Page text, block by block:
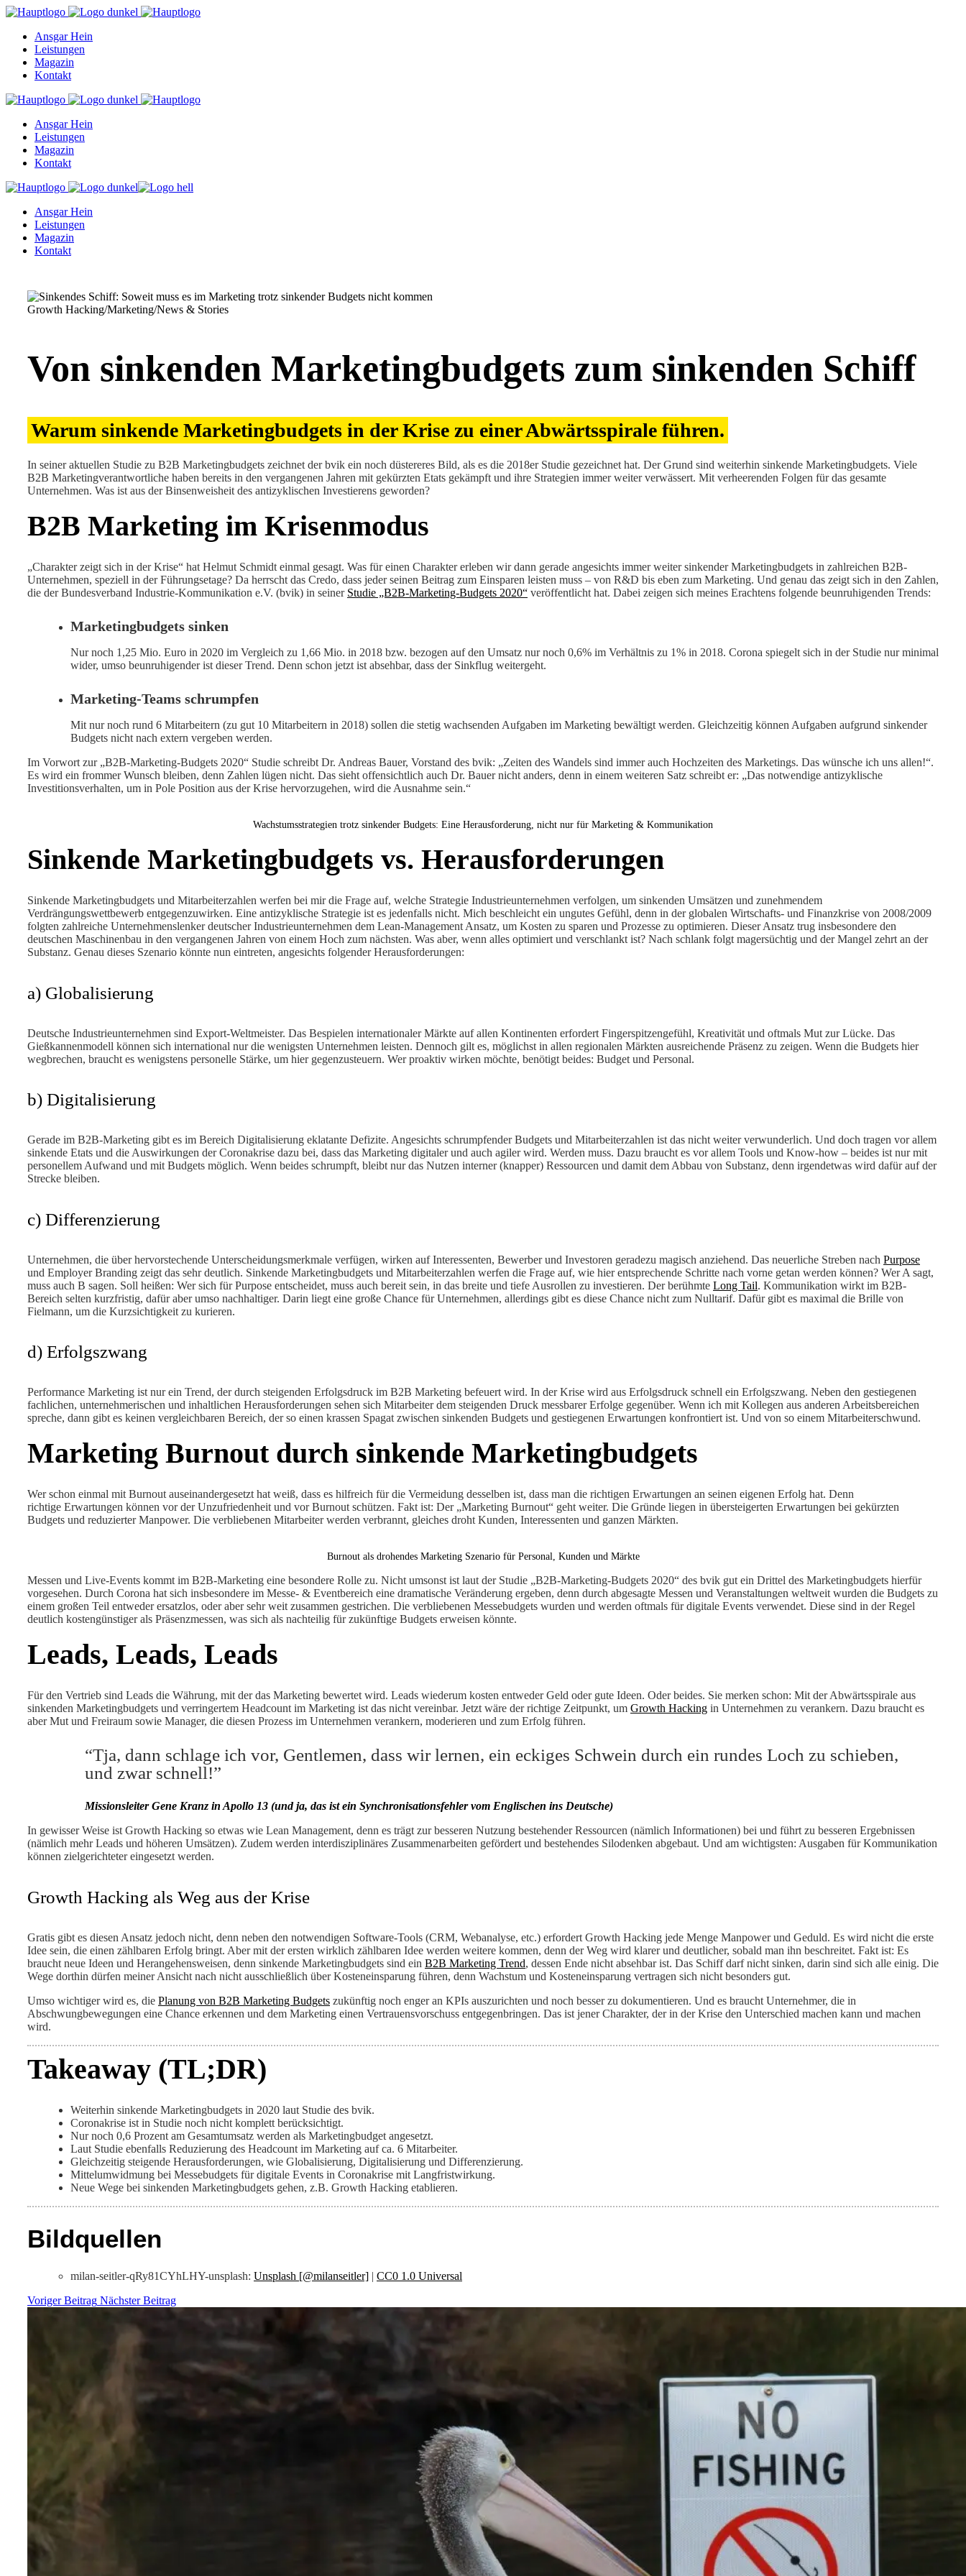
Ansgar Hein
Leistungen
Magazin
Kontakt
Ansgar Hein
Leistungen
Magazin
Kontakt
Ansgar Hein
Leistungen
Magazin
Kontakt
Growth Hacking/Marketing/News & Stories
Von sinkenden Marketingbudgets zum sinkenden Schiff
Warum sinkende Marketingbudgets in der Krise zu einer Abwärtsspirale führen.
In seiner aktuellen Studie zu B2B Marketingbudgets zeichnet der bvik ein noch düstereres Bild, als es die 2018er Studie gezeichnet hat. Der Grund sind weiterhin sinkende Marketingbudgets. Viele
B2B Marketingverantwortliche haben bereits in den vergangenen Jahren mit gekürzten Etats gekämpft und ihre Strategien immer weiter verwässert. Mit verheerenden Folgen für das gesamte
Unternehmen. Was ist aus der Binsenweisheit des antizyklischen Investierens geworden?
B2B Marketing im Krisenmodus
„Charakter zeigt sich in der Krise“ hat Helmut Schmidt einmal gesagt. Was für einen Charakter erleben wir dann gerade angesichts immer weiter sinkender Marketingbudgets in zahlreichen B2B-
Unternehmen, speziell in der Führungsetage? Da herrscht das Credo, dass jeder seinen Beitrag zum Einsparen leisten muss – von R&D bis eben zum Marketing. Und genau das zeigt sich in den Zahlen,
die der Bundesverband Industrie-Kommunikation e.V. (bvik) in seiner Studie „B2B-Marketing-Budgets 2020“ veröffentlicht hat. Dabei zeigen sich meines Erachtens folgende beunruhigenden Trends:
Marketingbudgets sinken
Nur noch 1,25 Mio. Euro in 2020 im Vergleich zu 1,66 Mio. in 2018 bzw. bezogen auf den Umsatz nur noch 0,6% im Verhältnis zu 1% in 2018. Corona spiegelt sich in der Studie nur minimal
wider, umso beunruhigender ist dieser Trend. Denn schon jetzt ist absehbar, dass der Sinkflug weitergeht.
Marketing-Teams schrumpfen
Mit nur noch rund 6 Mitarbeitern (zu gut 10 Mitarbeitern in 2018) sollen die stetig wachsenden Aufgaben im Marketing bewältigt werden. Gleichzeitig können Aufgaben aufgrund sinkender
Budgets nicht nach extern vergeben werden.
Im Vorwort zur „B2B-Marketing-Budgets 2020“ Studie schreibt Dr. Andreas Bauer, Vorstand des bvik: „Zeiten des Wandels sind immer auch Hochzeiten des Marketings. Das wünsche ich uns allen!“.
Es wird ein frommer Wunsch bleiben, denn Zahlen lügen nicht. Das sieht offensichtlich auch Dr. Bauer nicht anders, denn in einem weiteren Satz schreibt er: „Das notwendige antizyklische
Investitionsverhalten, um in Pole Position aus der Krise hervorzugehen, wird die Ausnahme sein.“
Wachstumsstrategien trotz sinkender Budgets: Eine Herausforderung, nicht nur für Marketing & Kommunikation
Sinkende Marketingbudgets vs. Herausforderungen
Sinkende Marketingbudgets und Mitarbeiterzahlen werfen bei mir die Frage auf, welche Strategie Industrieunternehmen verfolgen, um sinkenden Umsätzen und zunehmendem
Verdrängungswettbewerb entgegenzuwirken. Eine antizyklische Strategie ist es jedenfalls nicht. Mich beschleicht ein ungutes Gefühl, denn in der globalen Wirtschafts- und Finanzkrise von 2008/2009
folgten zahlreiche Unternehmenslenker deutscher Industrieunternehmen dem Lean-Management Ansatz, um Kosten zu sparen und Prozesse zu optimieren. Dieser Ansatz trug insbesondere den
deutschen Maschinenbau in den vergangenen Jahren von einem Hoch zum nächsten. Was aber, wenn alles optimiert und verschlankt ist? Nach schlank folgt magersüchtig und der Mangel zehrt an der
Substanz. Genau dieses Szenario könnte nun eintreten, angesichts folgender Herausforderungen:
a) Globalisierung
Deutsche Industrieunternehmen sind Export-Weltmeister. Das Bespielen internationaler Märkte auf allen Kontinenten erfordert Fingerspitzengefühl, Kreativität und oftmals Mut zur Lücke. Das
Gießkannenmodell können sich international nur die wenigsten Unternehmen leisten. Dennoch gilt es, möglichst in allen regionalen Märkten ausreichende Präsenz zu zeigen. Wenn die Budgets hier
wegbrechen, braucht es wenigstens personelle Stärke, um hier gegenzusteuern. Wer proaktiv wirken möchte, benötigt beides: Budget und Personal.
b) Digitalisierung
Gerade im B2B-Marketing gibt es im Bereich Digitalisierung eklatante Defizite. Angesichts schrumpfender Budgets und Mitarbeiterzahlen ist das nicht weiter verwunderlich. Und doch tragen vor allem
sinkende Etats und die Auswirkungen der Coronakrise dazu bei, dass das Marketing digitaler und auch agiler wird. Werden muss. Dazu braucht es vor allem Tools und Know-how – beides ist nur mit
personellem Aufwand und mit Budgets möglich. Wenn beides schrumpft, bleibt nur das Nutzen interner (knapper) Ressourcen und damit dem Abbau von Substanz, denn irgendetwas wird dafür auf der
Strecke bleiben.
c) Differenzierung
Unternehmen, die über hervorstechende Unterscheidungsmerkmale verfügen, wirken auf Interessenten, Bewerber und Investoren geradezu magisch anziehend. Das neuerliche Streben nach Purpose
und Employer Branding zeigt das sehr deutlich. Sinkende Marketingbudgets und Mitarbeiterzahlen werfen die Frage auf, wie hier entsprechende Schritte nach vorne getan werden können? Wer A sagt,
muss auch B sagen. Soll heißen: Wer sich für Purpose entscheidet, muss auch bereit sein, in das breite und tiefe Ausrollen zu investieren. Der berühmte Long Tail. Kommunikation wirkt im B2B-
Bereich selten kurzfristig, dafür aber umso nachhaltiger. Darin liegt eine große Chance für Unternehmen, allerdings gibt es diese Chance nicht zum Nulltarif. Dafür gibt es maximal die Brille von
Fielmann, um die Kurzsichtigkeit zu kurieren.
d) Erfolgszwang
Performance Marketing ist nur ein Trend, der durch steigenden Erfolgsdruck im B2B Marketing befeuert wird. In der Krise wird aus Erfolgsdruck schnell ein Erfolgszwang. Neben den gestiegenen
fachlichen, unternehmerischen und inhaltlichen Herausforderungen sehen sich Mitarbeiter dem steigenden Druck messbarer Erfolge gegenüber. Wenn ich mit Kollegen aus anderen Arbeitsbereichen
spreche, dann gibt es keinen vergleichbaren Bereich, der so einen krassen Spagat zwischen sinkenden Budgets und gestiegenen Erwartungen konfrontiert ist. Und von so einem Mitarbeiterschwund.
Marketing Burnout durch sinkende Marketingbudgets
Wer schon einmal mit Burnout auseinandergesetzt hat weiß, dass es hilfreich für die Vermeidung desselben ist, dass man die richtigen Erwartungen an seinen eigenen Erfolg hat. Denn
richtige Erwartungen können vor der Unzufriedenheit und vor Burnout schützen. Fakt ist: Der „Marketing Burnout“ geht weiter. Die Gründe liegen in übersteigerten Erwartungen bei gekürzten
Budgets und reduzierter Manpower. Die verbliebenen Mitarbeiter werden verbrannt, gleiches droht Kunden, Interessenten und ganzen Märkten.
Burnout als drohendes Marketing Szenario für Personal, Kunden und Märkte
Messen und Live-Events kommt im B2B-Marketing eine besondere Rolle zu. Nicht umsonst ist laut der Studie „B2B-Marketing-Budgets 2020“ des bvik gut ein Drittel des Marketingbudgets hierfür
vorgesehen. Durch Corona hat sich insbesondere im Messe- & Eventbereich eine dramatische Veränderung ergeben, denn durch abgesagte Messen und Veranstaltungen weltweit wurden die Budgets zu
einem großen Teil entweder ersatzlos, oder aber sehr weit zusammen gestrichen. Die verbliebenen Messebudgets wurden und werden oftmals für digitale Events verwendet. Diese sind in der Regel
deutlich kostengünstiger als Präsenzmessen, was sich als nachteilig für zukünftige Budgets erweisen könnte.
Leads, Leads, Leads
Für den Vertrieb sind Leads die Währung, mit der das Marketing bewertet wird. Leads wiederum kosten entweder Geld oder gute Ideen. Oder beides. Sie merken schon: Mit der Abwärtsspirale aus
sinkenden Marketingbudgets und verringertem Headcount im Marketing ist das nicht vereinbar. Jetzt wäre der richtige Zeitpunkt, um Growth Hacking in Unternehmen zu verankern. Dazu braucht es
aber Mut und Freiraum sowie Manager, die diesen Prozess im Unternehmen verankern, moderieren und zum Erfolg führen.
“Tja, dann schlage ich vor, Gentlemen, dass wir lernen, ein eckiges Schwein durch ein rundes Loch zu schieben,
und zwar schnell!”
Missionsleiter Gene Kranz in Apollo 13 (und ja, das ist ein Synchronisationsfehler vom Englischen ins Deutsche)
In gewisser Weise ist Growth Hacking so etwas wie Lean Management, denn es trägt zur besseren Nutzung bestehender Ressourcen (nämlich Informationen) bei und führt zu besseren Ergebnissen
(nämlich mehr Leads und höheren Umsätzen). Zudem werden interdisziplinäres Zusammenarbeiten gefördert und bestehendes Silodenken abgebaut. Und am wichtigsten: Ausgaben für Kommunikation
können zielgerichteter eingesetzt werden.
Growth Hacking als Weg aus der Krise
Gratis gibt es diesen Ansatz jedoch nicht, denn neben den notwendigen Software-Tools (CRM, Webanalyse, etc.) erfordert Growth Hacking jede Menge Manpower und Geduld. Es wird nicht die erste
Idee sein, die einen zählbaren Erfolg bringt. Aber mit der ersten wirklich zählbaren Idee werden weitere kommen, denn der Weg wird klarer und deutlicher, sobald man ihn beschreitet. Fakt ist: Es
braucht neue Ideen und Herangehensweisen, denn sinkende Marketingbudgets sind ein B2B Marketing Trend, dessen Ende nicht absehbar ist. Das Schiff darf nicht sinken, darin sind sich alle einig. Die
Wege dorthin dürfen meiner Ansicht nach nicht ausschließlich über Kosteneinsparung führen, denn Wachstum und Kosteneinsparung vertragen sich nicht besonders gut.
Umso wichtiger wird es, die Planung von B2B Marketing Budgets zukünftig noch enger an KPIs auszurichten und noch besser zu dokumentieren. Und es braucht Unternehmer, die in
Abschwungbewegungen eine Chance erkennen und dem Marketing einen Vertrauensvorschuss entgegenbringen. Das ist jener Charakter, der in der Krise den Unterschied machen kann und machen
wird.
Takeaway (TL;DR)
Weiterhin sinkende Marketingbudgets in 2020 laut Studie des bvik.
Coronakrise ist in Studie noch nicht komplett berücksichtigt.
Nur noch 0,6 Prozent am Gesamtumsatz werden als Marketingbudget angesetzt.
Laut Studie ebenfalls Reduzierung des Headcount im Marketing auf ca. 6 Mitarbeiter.
Gleichzeitig steigende Herausforderungen, wie Globalisierung, Digitalisierung und Differenzierung.
Mittelumwidmung bei Messebudgets für digitale Events in Coronakrise mit Langfristwirkung.
Neue Wege bei sinkenden Marketingbudgets gehen, z.B. Growth Hacking etablieren.
Bildquellen
milan-seitler-qRy81CYhLHY-unsplash: Unsplash [@milanseitler] | CC0 1.0 Universal
Voriger Beitrag Nächster Beitrag